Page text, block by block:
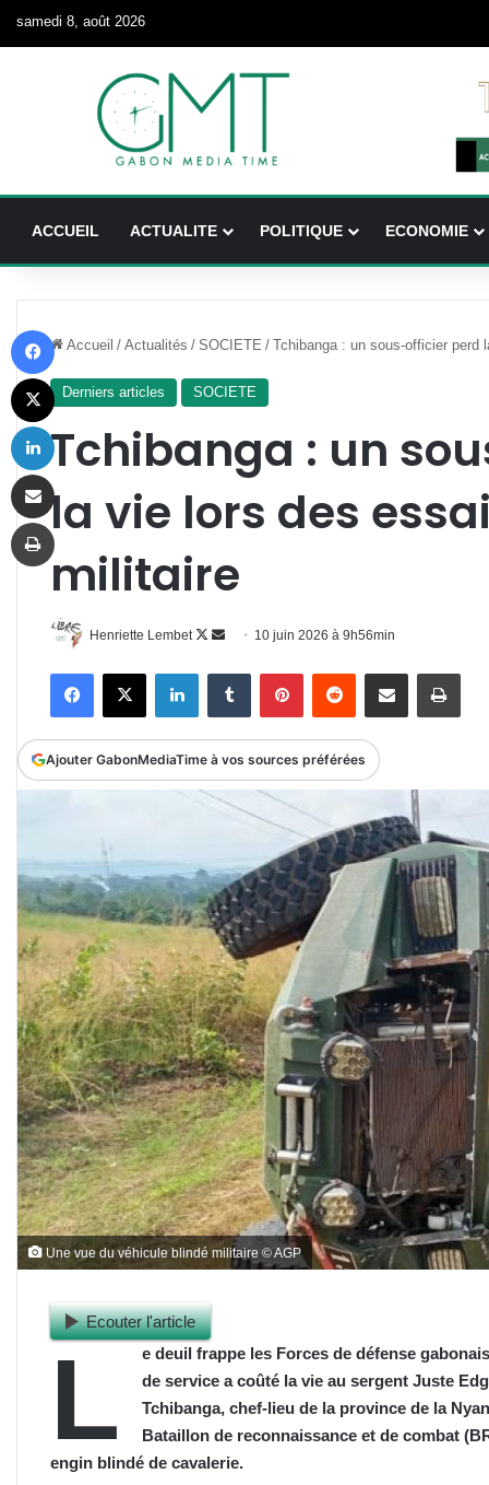
samedi 8, août 2026
ACCUEIL ACTUALITE POLITIQUE ECONOMIE
Accueil / Actualités / SOCIETE / Tchibanga : un sous-officier perd
Derniers articles SOCIETE
Tchibanga : un
la vie lors des
militaire
Henriette Lembet
Follow
Envoyer
courriel
10 juin 2026 à 9h56min
FacebookX LinkedinTumblr PinterestReddit Partager par email
Ajouter GabonMediaTime à vos sources préférées
Une vue du véhicule blindé militaire © AGP
Ecouter l'article
L
e deuil frappe les Forces de défense
de service a coûté la vie au sergent Juste
Tchibanga, chef-lieu de la province de la
Bataillon de reconnaissance et de combat
engin blindé de cavalerie.
X
Imprimer